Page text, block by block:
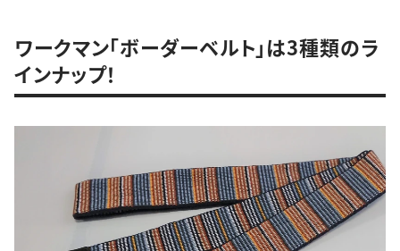
ワークマン「ボーダーベルト」は3種類のラ
インナップ！